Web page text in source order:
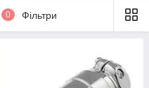
0 Фільтри